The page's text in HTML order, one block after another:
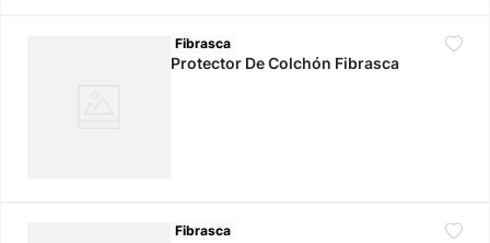
Fibrasca
Protector De Colchón Fibrasca
Fibrasca